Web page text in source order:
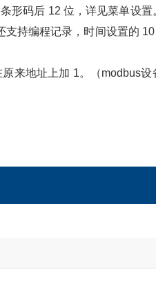
形码后 12 位，详见菜单设
持编程记录，时间设置的
来地址上加 1。（modbus设